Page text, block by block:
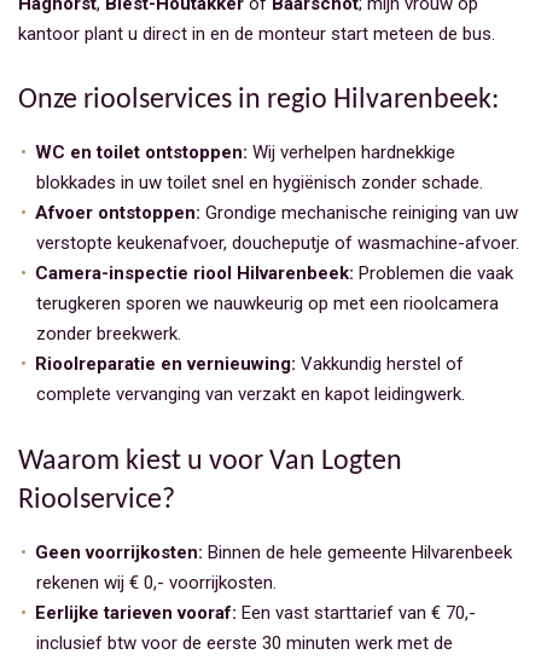
kantoor plant u direct in en de monteur start meteen de bus.
Onze rioolservices in regio Hilvarenbeek:
WC en toilet ontstoppen: Wij verhelpen hardnekkige
blokkades in uw toilet snel en hygiënisch zonder schade.
Afvoer ontstoppen: Grondige mechanische reiniging van uw
verstopte keukenafvoer, doucheputje of wasmachine-afvoer.
Camera-inspectie riool Hilvarenbeek: Problemen die vaak
terugkeren sporen we nauwkeurig op met een rioolcamera
zonder breekwerk.
Rioolreparatie en vernieuwing: Vakkundig herstel of
complete vervanging van verzakt en kapot leidingwerk.
Waarom kiest u voor Van Logten
Rioolservice?
Geen voorrijkosten: Binnen de hele gemeente Hilvarenbeek
rekenen wij € 0,- voorrijkosten.
Eerlijke tarieven vooraf: Een vast starttarief van € 70,-
inclusief btw voor de eerste 30 minuten werk met de